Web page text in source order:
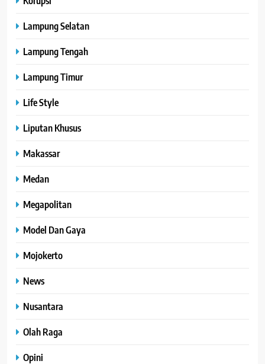
Lampung Selatan
Lampung Tengah
Lampung Timur
Life Style
Liputan Khusus
Makassar
Medan
Megapolitan
Model Dan Gaya
Mojokerto
News
Nusantara
Olah Raga
Opini